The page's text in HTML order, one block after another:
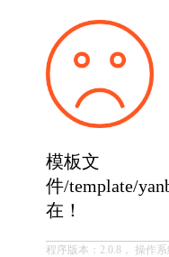
模板文
件/template/
在！
程序版本：2.0.8， 操作